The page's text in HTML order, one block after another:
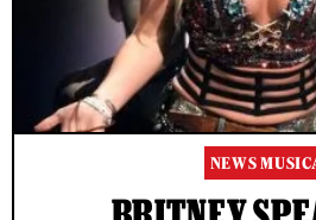
NEWS